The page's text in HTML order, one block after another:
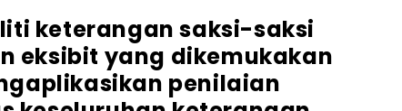
keterangan saksi-saksi
eksibit yang dikemukakan
penilaian